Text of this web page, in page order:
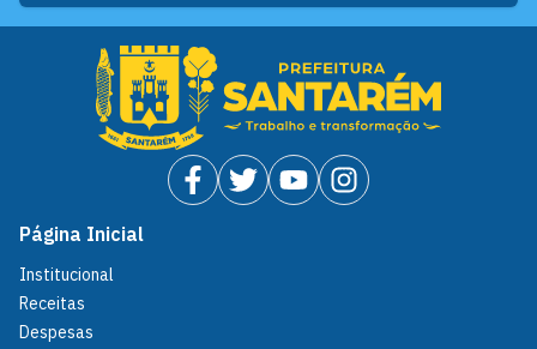
Página Inicial
Institucional
Receitas
Despesas